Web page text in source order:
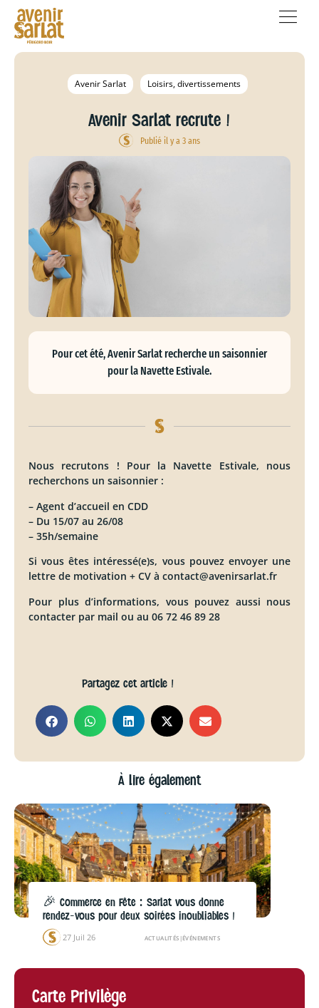
Avenir Sarlat Loisirs, divertissements
Avenir Sarlat recrute !
Publié il y a 3 ans
Pour cet été, Avenir Sarlat recherche un saisonnier
pour la Navette Estivale.
Nous recrutons ! Pour la Navette Estivale, nous
recherchons un saisonnier :
– Agent d’accueil en CDD
– Du 15/07 au 26/08
– 35h/semaine
Si vous êtes intéressé(e)s, vous pouvez envoyer une
lettre de motivation + CV à contact@avenirsarlat.fr
Pour plus d’informations, vous pouvez aussi nous
contacter par mail ou au 06 72 46 89 28
Partagez cet article !
À lire également
🎉 Commerce en Fête : Sarlat vous donne
rendez-vous pour deux soirées inoubliables !
27 Juil 26 ACTUALITÉS |ÉVÉNEMENTS
Carte Privilège